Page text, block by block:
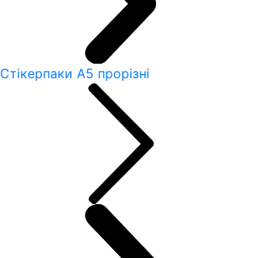
Стікерпаки А5 прорізні